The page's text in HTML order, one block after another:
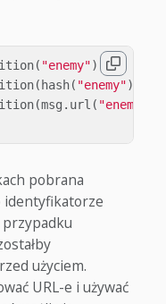
( "enemy")
( hash( "enemy"))
(msg . url ( "enemy"
pobrana
identyfikatorze
użyciem.
URL-e i używać